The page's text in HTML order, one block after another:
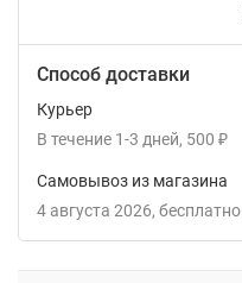
Способ доставки
Курьер
В течение 1-3 дней 500 ₽
Самовывоз из магазина
4 августа 2026
Бесплатно